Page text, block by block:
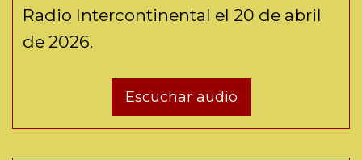
Radio Intercontinental el 20 de abril
de 2026.
Escuchar audio